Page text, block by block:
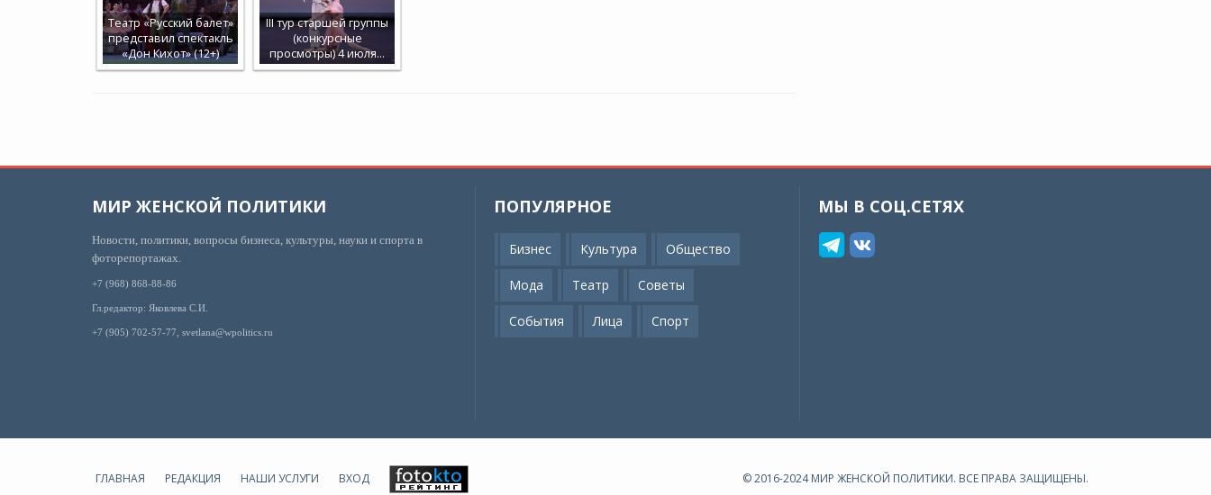
Театр «Русский балет»
представил спектакль
«Дон Кихот» (12+)
III тур старшей группы
(конкурсные
просмотры) 4 июля…
МИР ЖЕНСКОЙ ПОЛИТИКИ
Новости, политики, вопросы бизнеса, культуры, науки и спорта в
фоторепортажах.
+7 (968) 868-88-86
Гл.редактор: Яковлева С.И.
+7 (905) 702-57-77, svetlana@wpolitics.ru
ПОПУЛЯРНОЕ
Бизнес Культура Общество
Мода Театр Советы
События Лица Спорт
МЫ В СОЦ.СЕТЯХ
ГЛАВНАЯ РЕДАКЦИЯ НАШИ УСЛУГИ ВХОД © 2016-2024 МИР ЖЕНСКОЙ ПОЛИТИКИ. ВСЕ ПРАВА ЗАЩИЩЕНЫ.